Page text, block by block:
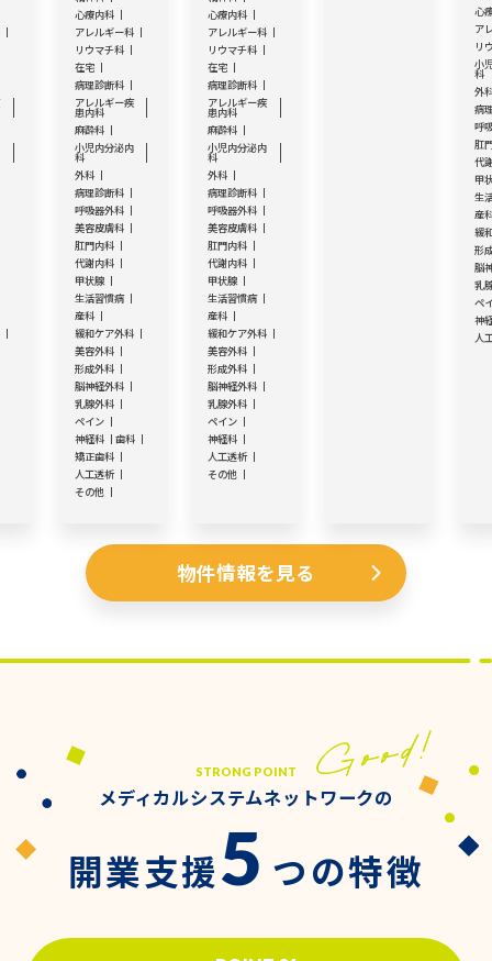
心療内科
アレルギー科
リウマチ科
在宅
病理診断科
アレルギー疾
患内科
麻酔科
小児内分泌内
科
外科
病理診断科
呼吸器外科
美容皮膚科
肛門内科
代謝内科
甲状腺
生活習慣病
産科
緩和ケア外科
美容外科
形成外科
脳神経外科
乳腺外科
ペイン
神経科
歯科
矯正歯科
人工透析
その他
心療内科
アレルギー科
リウマチ科
在宅
病理診断科
アレルギー疾
患内科
麻酔科
小児内分泌内
科
外科
病理診断科
呼吸器外科
美容皮膚科
肛門内科
代謝内科
甲状腺
生活習慣病
産科
緩和ケア外科
美容外科
形成外科
脳神経外科
乳腺外科
ペイン
神経科
人工透析
その他
心
ア
リ
小
科
外
病
呼
肛
代
甲
生
産
緩
形
脳
乳
ペ
神
人
物件情報を見る
STRONG POINT
メディカルシステムネットワークの
開業支援5 つの特徴